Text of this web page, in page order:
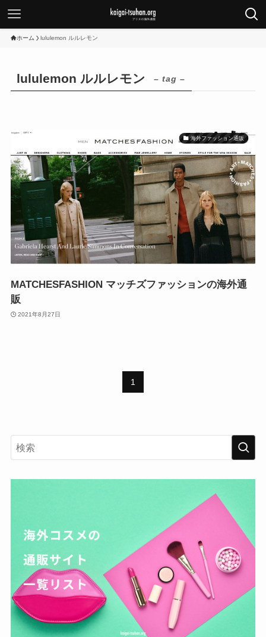
ホーム lululemon ルルレモン
lululemon ルルレモン – tag –
海外ファッション通販
MATCHESFASHION マッチズファッションの海外通
販
2021年8月27日
1